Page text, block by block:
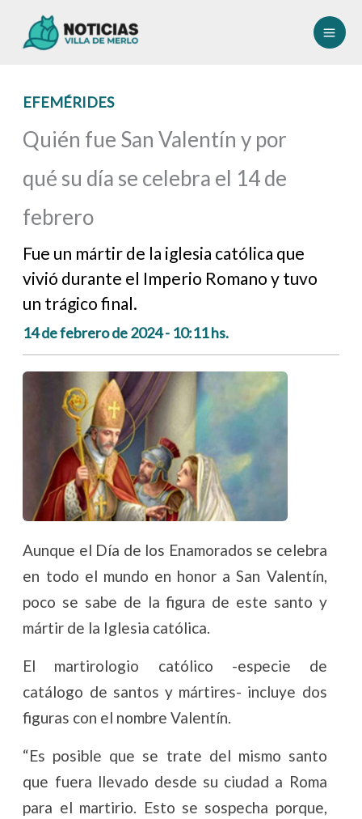
EFEMÉRIDES
Quién fue San Valentín y por
qué su día se celebra el 14 de
febrero
Fue un mártir de la iglesia católica que
vivió durante el Imperio Romano y tuvo
un trágico final.
14 de febrero de 2024 - 10:11 hs.
Aunque el Día de los Enamorados se celebra
en todo el mundo en honor a San Valentín,
poco se sabe de la figura de este santo y
mártir de la Iglesia católica.
El martirologio católico -especie de
catálogo de santos y mártires- incluye dos
figuras con el nombre Valentín.
“Es posible que se trate del mismo santo
que fuera llevado desde su ciudad a Roma
para el martirio. Esto se sospecha porque,